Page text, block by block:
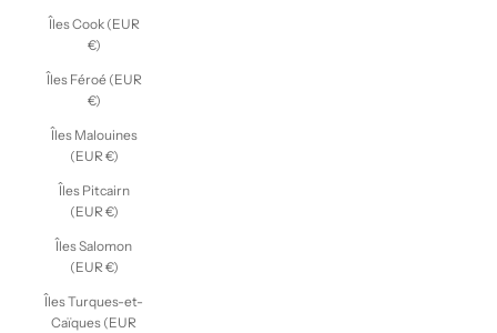
Îles Cook (EUR
€)
Îles Féroé (EUR
€)
Îles Malouines
(EUR €)
Îles Pitcairn
(EUR €)
Îles Salomon
(EUR €)
Îles Turques-et-
Caïques (EUR